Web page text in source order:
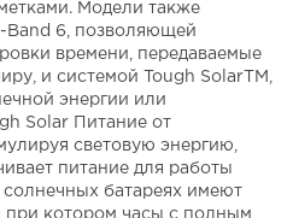
Модели также
6, позволяющей
времени, передаваемые
и системой Tough SolarTM,
энергии или
Solar Питание от
световую энергию,
питание для работы
батареях имеют
котором часы с полным